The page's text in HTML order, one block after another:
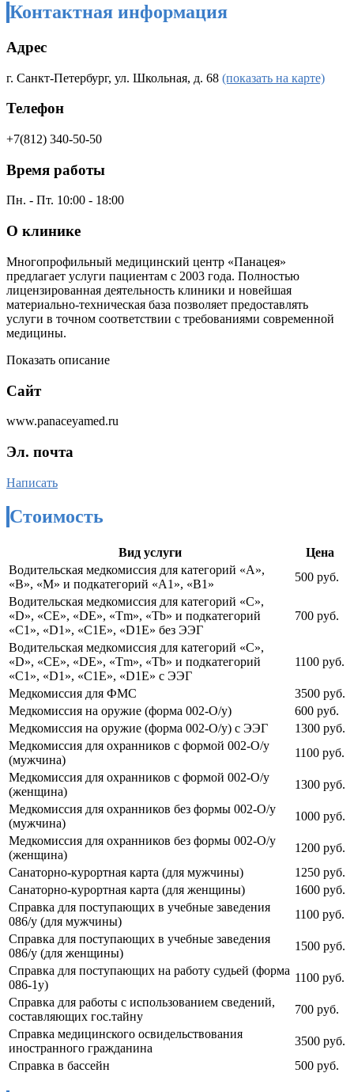
Контактная информация
Адрес
г. Санкт-Петербург, ул. Школьная, д. 68 (показать на карте)
Телефон
+7(812) 340-50-50
Время работы
Пн. - Пт. 10:00 - 18:00
О клинике
Многопрофильный медицинский центр «Панацея»
предлагает услуги пациентам с 2003 года. Полностью
лицензированная деятельность клиники и новейшая
материально-техническая база позволяет предоставлять
услуги в точном соответствии с требованиями современной
медицины.
Показать описание
Сайт
www.panaceyamed.ru
Эл. почта
Написать
Стоимость
Вид услуги
Цена
Водительская медкомиссия для категорий «А»,
«В», «М» и подкатегорий «А1», «В1»
500 руб.
Водительская медкомиссия для категорий «C»,
«D», «CE», «DE», «Tm», «Tb» и подкатегорий
«C1», «D1», «C1E», «D1E» без ЭЭГ
700 руб.
Водительская медкомиссия для категорий «C»,
«D», «CE», «DE», «Tm», «Tb» и подкатегорий
«C1», «D1», «C1E», «D1E» с ЭЭГ
1100 руб.
Медкомиссия для ФМС
3500 руб.
Медкомиссия на оружие (форма 002-О/у)
600 руб.
Медкомиссия на оружие (форма 002-О/у) с ЭЭГ
1300 руб.
Медкомиссия для охранников с формой 002-О/у
(мужчина)
1100 руб.
Медкомиссия для охранников с формой 002-О/у
(женщина)
1300 руб.
Медкомиссия для охранников без формы 002-О/у
(мужчина)
1000 руб.
Медкомиссия для охранников без формы 002-О/у
(женщина)
1200 руб.
Санаторно-курортная карта (для мужчины)
1250 руб.
Санаторно-курортная карта (для женщины)
1600 руб.
Справка для поступающих в учебные заведения
086/у (для мужчины)
1100 руб.
Справка для поступающих в учебные заведения
086/у (для женщины)
1500 руб.
Справка для поступающих на работу судьей (форма
086-1у)
1100 руб.
Справка для работы с использованием сведений,
составляющих гос.тайну
700 руб.
Справка медицинского освидельствования
иностранного гражданина
3500 руб.
Справка в бассейн
500 руб.